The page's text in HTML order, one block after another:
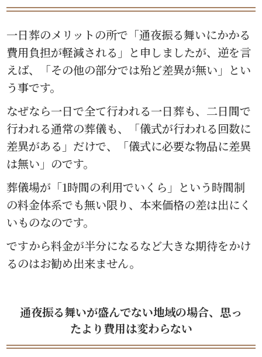
一日葬のメリットの所で「通夜振る舞いにかかる
費用負担が軽減される」と申しましたが、逆を言
えば、「その他の部分では殆ど差異が無い」とい
う事です。
なぜなら一日で全て行われる一日葬も、二日間で
行われる通常の葬儀も、「儀式が行われる回数に
差異がある」だけで、「儀式に必要な物品に差異
は無い」のです。
葬儀場が「1時間の利用でいくら」という時間制
の料金体系でも無い限り、本来価格の差は出にく
いものなのです。
ですから料金が半分になるなど大きな期待をかけ
るのはお勧め出来ません。
通夜振る舞いが盛んでない地域の場合、思っ
たより費用は変わらない